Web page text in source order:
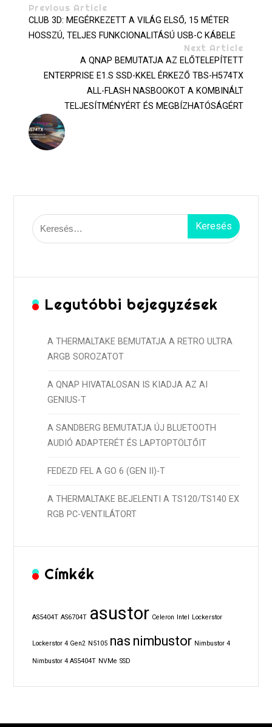
Previous Article
CLUB 3D: MEGÉRKEZETT A VILÁG ELSŐ, 15 MÉTER
HOSSZÚ, TELJES FUNKCIONALITÁSÚ USB-C KÁBELE
Next Article
A QNAP BEMUTATJA AZ ELŐTELEPÍTETT
ENTERPRISE E1.S SSD-KKEL ÉRKEZŐ TBS-H574TX
ALL-FLASH NASBOOKOT A KOMBINÁLT
TELJESÍTMÉNYÉRT ÉS MEGBÍZHATÓSÁGÉRT
Keresés:
Legutóbbi bejegyzések
A THERMALTAKE BEMUTATJA A RETRO ULTRA
ARGB SOROZATOT
A QNAP HIVATALOSAN IS KIADJA AZ AI
GENIUS-T
A SANDBERG BEMUTATJA ÚJ BLUETOOTH
AUDIÓ ADAPTERÉT ÉS LAPTOPTÖLTŐIT
FEDEZD FEL A GO 6 (GEN II)-T
A THERMALTAKE BEJELENTI A TS120/TS140 EX
RGB PC-VENTILÁTORT
Címkék
AS5404T AS6704T asustor Celeron Intel Lockerstor
Lockerstor 4 Gen2 N5105 nas nimbustor Nimbustor 4
Nimbustor 4 AS5404T NVMe SSD